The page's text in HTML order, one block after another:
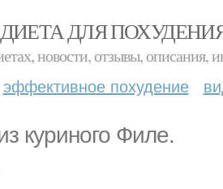
ДИЕТА ДЛЯ
новости, отзывы, описания,
эффективное похудение
куриного Филе.